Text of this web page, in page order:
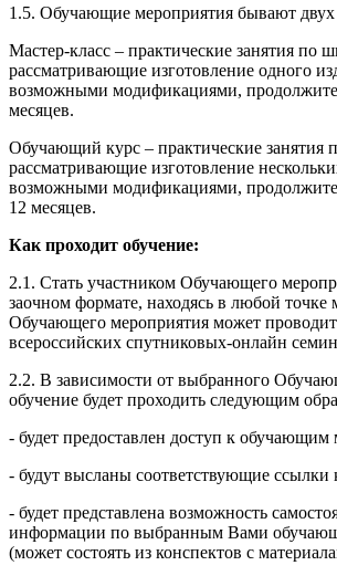
1.5. Обучающие мероприятия бывают двух
Мастер-класс – практические занятия по
рассматривающие изготовление одного
возможными модификациями,
месяцев.
Обучающий курс – практические занятия
рассматривающие изготовление
возможными модификациями,
12 месяцев.
Как проходит обучение:
2.1. Стать участником Обучающего
заочном формате, находясь в любой точке
Обучающего мероприятия может
всероссийских спутниковых-онлайн
2.2. В зависимости от выбранного
обучение будет проходить следующим
- будет предоставлен доступ к обучающим
- будут высланы соответствующие ссылки
- будет представлена возможность
информации по выбранным Вами
(может состоять из конспектов с